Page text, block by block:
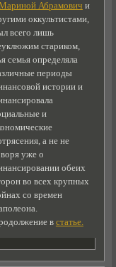
Абрамович и
оккультистами,
всего лишь
стариком,
семья определяла
периоды
истории и
и
а не не
уже о
обеих
во всех крупных
со времен
в статье.